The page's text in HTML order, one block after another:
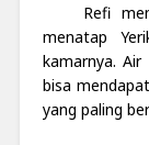
Refi
menatap
kamarnya.
bisa
yang paling